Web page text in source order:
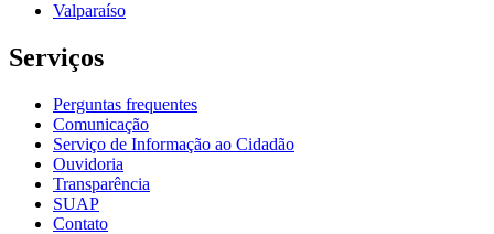
Valparaíso
Serviços
Perguntas frequentes
Comunicação
Serviço de Informação ao Cidadão
Ouvidoria
Transparência
SUAP
Contato